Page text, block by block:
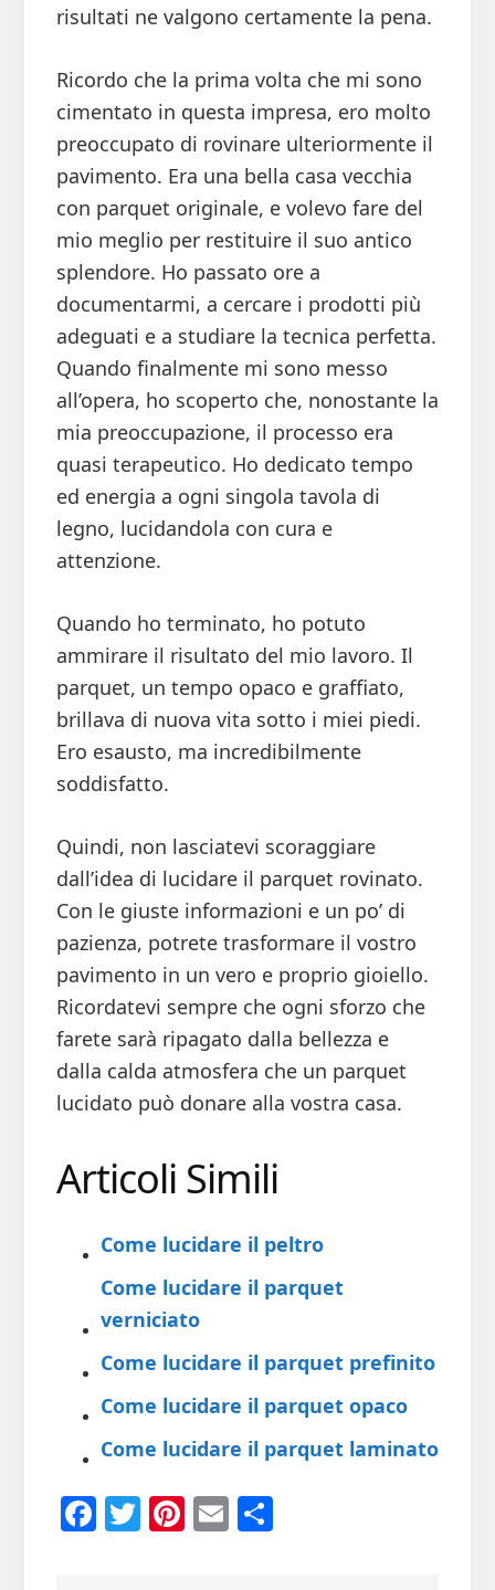
risultati ne valgono certamente la pena.
Ricordo che la prima volta che mi sono
cimentato in questa impresa, ero molto
preoccupato di rovinare ulteriormente il
pavimento. Era una bella casa vecchia
con parquet originale, e volevo fare del
mio meglio per restituire il suo antico
splendore. Ho passato ore a
documentarmi, a cercare i prodotti più
adeguati e a studiare la tecnica perfetta.
Quando finalmente mi sono messo
all’opera, ho scoperto che, nonostante la
mia preoccupazione, il processo era
quasi terapeutico. Ho dedicato tempo
ed energia a ogni singola tavola di
legno, lucidandola con cura e
attenzione.
Quando ho terminato, ho potuto
ammirare il risultato del mio lavoro. Il
parquet, un tempo opaco e graffiato,
brillava di nuova vita sotto i miei piedi.
Ero esausto, ma incredibilmente
soddisfatto.
Quindi, non lasciatevi scoraggiare
dall’idea di lucidare il parquet rovinato.
Con le giuste informazioni e un po’ di
pazienza, potrete trasformare il vostro
pavimento in un vero e proprio gioiello.
Ricordatevi sempre che ogni sforzo che
farete sarà ripagato dalla bellezza e
dalla calda atmosfera che un parquet
lucidato può donare alla vostra casa.
Articoli Simili
Come lucidare il peltro
Come lucidare il parquet
verniciato
Come lucidare il parquet prefinito
Come lucidare il parquet opaco
Come lucidare il parquet laminato
Fa
T
Pi
E